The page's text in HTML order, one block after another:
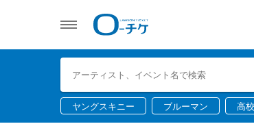
ヤングスキニー ブルーマン 高